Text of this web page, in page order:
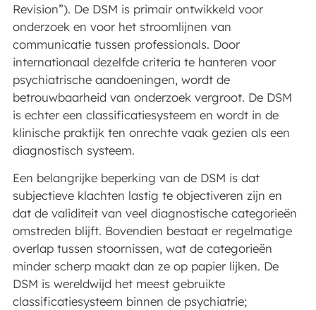
Revision”). De DSM is primair ontwikkeld voor
onderzoek en voor het stroomlijnen van
communicatie tussen professionals. Door
internationaal dezelfde criteria te hanteren voor
psychiatrische aandoeningen, wordt de
betrouwbaarheid van onderzoek vergroot. De DSM
is echter een classificatiesysteem en wordt in de
klinische praktijk ten onrechte vaak gezien als een
diagnostisch systeem.
Een belangrijke beperking van de DSM is dat
subjectieve klachten lastig te objectiveren zijn en
dat de validiteit van veel diagnostische categorieën
omstreden blijft. Bovendien bestaat er regelmatige
overlap tussen stoornissen, wat de categorieën
minder scherp maakt dan ze op papier lijken. De
DSM is wereldwijd het meest gebruikte
classificatiesysteem binnen de psychiatrie;